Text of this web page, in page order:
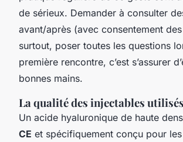
de sérieux. Demander à consulter
avant/après (avec consentement
surtout, poser toutes les questions
première rencontre, c’est s’assurer
bonnes mains.
La qualité des injectables utilisés
Un acide hyaluronique de haute
CE et spécifiquement conçu pour